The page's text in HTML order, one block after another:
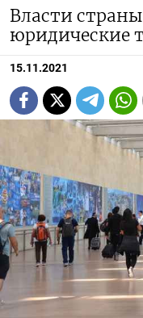
Власти
юридические
15.11.2021